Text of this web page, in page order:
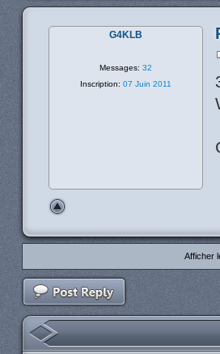
G4KLB
Messages: 32
Inscription: 07 Juin 2011
Afficher